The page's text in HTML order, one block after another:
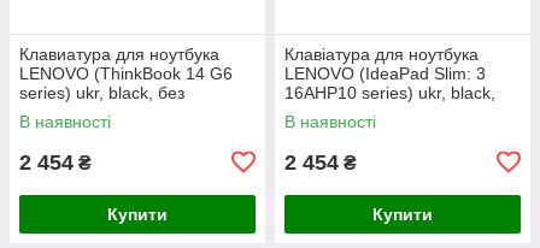
Клавиатура для ноутбука
LENOVO (ThinkBook 14 G6
series) ukr, black, без
фрейма, подсветка клавиш
(copilot)
В наявності
2 454 ₴
Купити
Клавіатура для ноутбука
LENOVO (IdeaPad Slim: 3
16AHP10 series) ukr, black,
без кадру, підсвічування
клавіш
В наявності
2 454 ₴
Купити